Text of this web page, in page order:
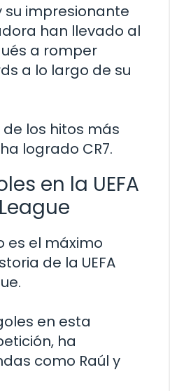
su impresionante
han llevado al
a romper
a lo largo de su
los hitos más
logrado CR7.
en la UEFA
es el máximo
de la UEFA
en esta
ha
como Raúl y